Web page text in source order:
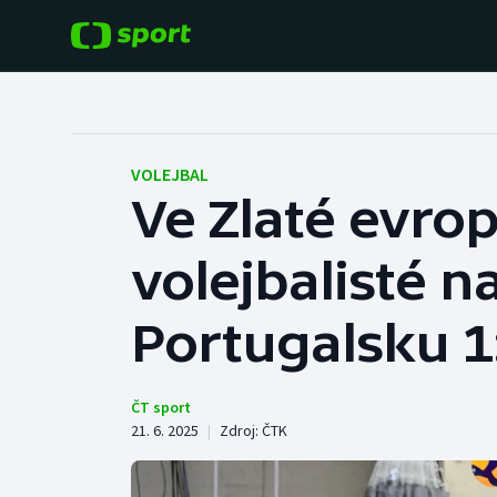
Hokej
Tenis
Atletika
Baseball a softbal
Basketbal
Biatlon
VOLEJBAL
Ve Zlaté
volejbalisté
Portugalsku
ČT sport
21. 6. 2025 | Zdroj: ČTK